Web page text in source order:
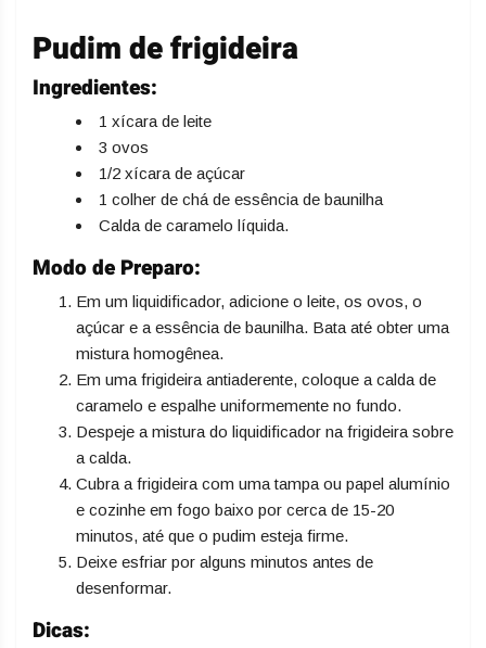
Pudim de frigideira
Ingredientes:
1 xícara de leite
3 ovos
1/2 xícara de açúcar
1 colher de chá de essência de baunilha
Calda de caramelo líquida.
Modo de Preparo:
Em um liquidificador, adicione o leite, os ovos, o
açúcar e a essência de baunilha. Bata até obter uma
mistura homogênea.
Em uma frigideira antiaderente, coloque a calda de
caramelo e espalhe uniformemente no fundo.
Despeje a mistura do liquidificador na frigideira sobre
a calda.
Cubra a frigideira com uma tampa ou papel alumínio
e cozinhe em fogo baixo por cerca de 15-20
minutos, até que o pudim esteja firme.
Deixe esfriar por alguns minutos antes de
desenformar.
Dicas: